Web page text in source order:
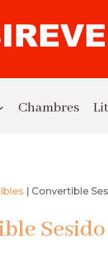
Chambres
| Convertible